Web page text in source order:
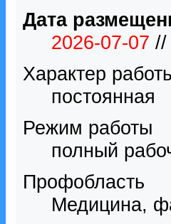
Дата
2026-07-07 //
Характер
постоянная
Режим работы
полный
Профобласть
Медицина,